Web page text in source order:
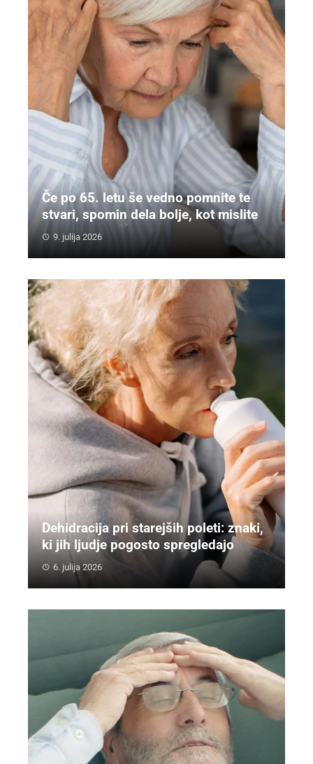
Če po 65. letu še vedno pomnite te
stvari, spomin dela bolje, kot mislite
9. julija 2026
Dehidracija pri starejših poleti: znaki,
ki jih ljudje pogosto spregledajo
6. julija 2026